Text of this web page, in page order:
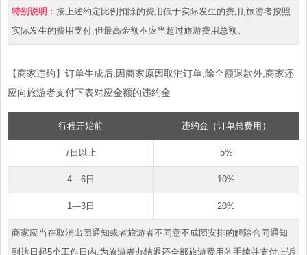
特别说明 ：按上述约定比例扣除的费用低于实际发生的费用,旅游者按照
实际发生的费用支付,但最高金额不应当超过旅游费用总额。
【商家违约】订单生成后,因商家原因取消订单,除全额退款外,商家还
应向旅游者支付下表对应金额的违约金
行程开始前 违约金（订单总费用）
7日以上 5%
4—6日 10%
1—3日 20%
商家应当在取消出团通知或者旅游者不同意不成团安排的解除合同通知
到达日起5个工作日内,为旅游者办结退还全部旅游费用的手续并支付上诉